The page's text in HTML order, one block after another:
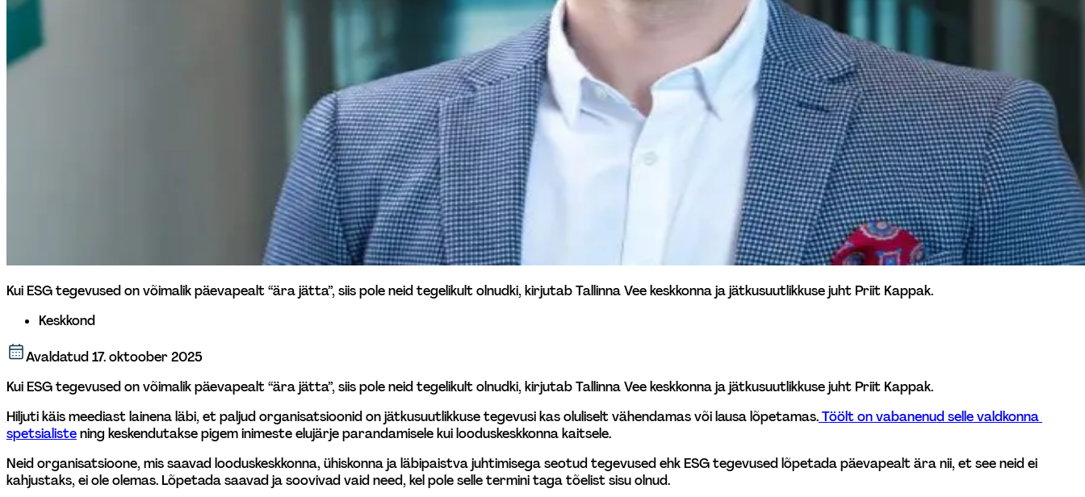
Kui ESG tegevused on võimalik päevapealt “ära jätta”, siis pole neid tegelikult olnudki, kirjutab Tallinna Vee keskkonna ja jätkusuutlikkuse juht Priit Kappak.
Keskkond
Avaldatud17. oktoober 2025
Kui ESG tegevused on võimalik päevapealt “ära jätta”, siis pole neid tegelikult olnudki, kirjutab Tallinna Vee keskkonna ja jätkusuutlikkuse juht Priit Kappak.
Hiljuti käis meediast lainena läbi, et paljud organisatsioonid on jätkusuutlikkuse tegevusi kas oluliselt vähendamas või lausa lõpetamas. Töölt on vabanenud selle valdkonna
spetsialiste ning keskendutakse pigem inimeste elujärje parandamisele kui looduskeskkonna kaitsele.
Neid organisatsioone, mis saavad looduskeskkonna, ühiskonna ja läbipaistva juhtimisega seotud tegevused ehk ESG tegevused lõpetada päevapealt ära nii, et see neid ei
kahjustaks, ei ole olemas. Lõpetada saavad ja soovivad vaid need, kel pole selle termini taga tõelist sisu olnud.